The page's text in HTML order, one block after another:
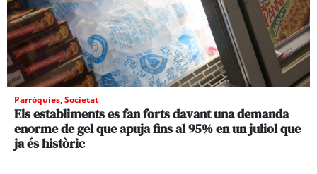
Parròquies,Societat
Els establiments es fan forts davant una demanda
enorme de gel que apuja fins al 95% en un juliol que
ja és històric